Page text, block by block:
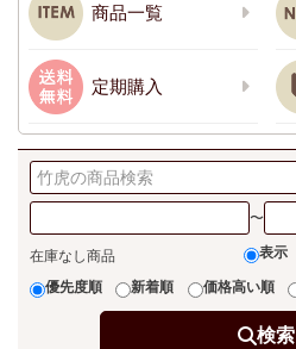
商品一覧
定期購入
〜
在庫なし商品 表示
優先度順 新着順 価格高い順
検索